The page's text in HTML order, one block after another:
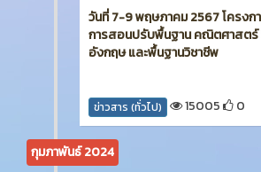
วันที่ 7-9 พฤษภาคม 2567 โครงก
การสอนปรับพื้นฐาน คณิตศาสตร์
อังกฤษ และพื้นฐานวิชาชีพ
ข่าวสาร (ทั่วไป) 15005 0
กุมภาพันธ์ 2024